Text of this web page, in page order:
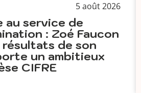
5 août 2026
au service de
: Zoé Faucon
de son
un ambitieux
CIFRE